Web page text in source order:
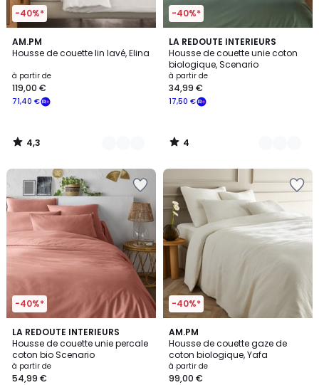
-40%*
AM.PM
Housse de couette lin lavé, Elina
à partir de
71,40 €
119,00 €
4,3
/ 5
25
Couleurs
4,3
/
-40%*
LA REDOUTE INTERIEURS
Housse de couette unie coton
biologique, Scenario
à partir de
17,50 €
34,99 €
4
/
5
9
Couleurs
4
/
-40%*
LA REDOUTE INTERIEURS
Housse de couette unie percale
coton bio Scenario
à partir de
54,99 €
4,2
/ 5
12
Couleurs
-40%*
AM.PM
Housse de couette gaze de
coton biologique, Yafa
à partir de
99,00 €
3,6
/ 5
20
Couleurs